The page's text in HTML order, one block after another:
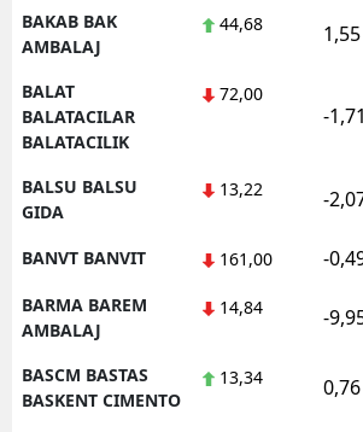
BAKAB BAK
AMBALAJ
44,68 1,55
BALAT
BALATACILAR
BALATACILIK
72,00
-1,71
BALSU BALSU
GIDA
13,22 -
BANVT BANVIT 161,00 -
BARMA BAREM
AMBALAJ
14,84 -
BASCM BASTAS
BASKENT CIMENTO
13,34 0,76